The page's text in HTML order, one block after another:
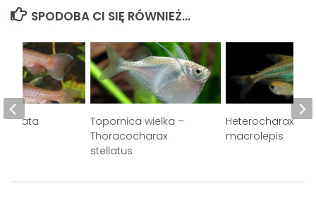
SPODOBA CI SIĘ RÓWNIEŻ...
Topornica wielka –
Thoracocharax
stellatus
Heterocharax
macrolepis